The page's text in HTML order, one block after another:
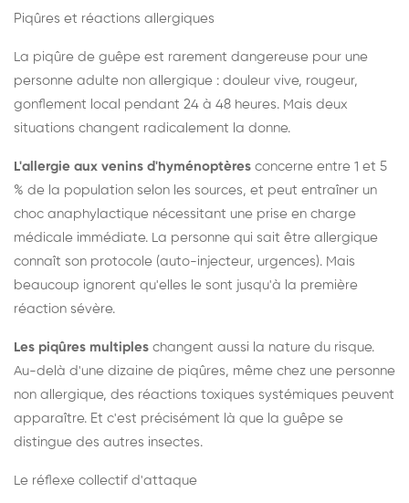
Piqûres et réactions allergiques
La piqûre de guêpe est rarement dangereuse pour une
personne adulte non allergique : douleur vive, rougeur,
gonflement local pendant 24 à 48 heures. Mais deux
situations changent radicalement la donne.
L'allergie aux venins d'hyménoptères concerne entre 1 et 5
% de la population selon les sources, et peut entraîner un
choc anaphylactique nécessitant une prise en charge
médicale immédiate. La personne qui sait être allergique
connaît son protocole (auto-injecteur, urgences). Mais
beaucoup ignorent qu'elles le sont jusqu'à la première
réaction sévère.
Les piqûres multiples changent aussi la nature du risque.
Au-delà d'une dizaine de piqûres, même chez une personne
non allergique, des réactions toxiques systémiques peuvent
apparaître. Et c'est précisément là que la guêpe se
distingue des autres insectes.
Le réflexe collectif d'attaque